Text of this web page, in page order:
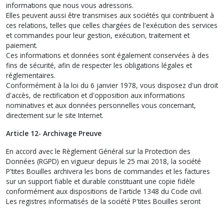
informations que nous vous adressons.
Elles peuvent aussi être transmises aux sociétés qui contribuent à
ces relations, telles que celles chargées de l'exécution des services
et commandes pour leur gestion, exécution, traitement et
paiement.
Ces informations et données sont également conservées à des
fins de sécurité, afin de respecter les obligations légales et
réglementaires.
Conformément à la loi du 6 janvier 1978, vous disposez d'un droit
d'accès, de rectification et d'opposition aux informations
nominatives et aux données personnelles vous concernant,
directement sur le site Internet.
Article 12- Archivage Preuve
En accord avec le Règlement Général sur la Protection des
Données (RGPD) en vigueur depuis le 25 mai 2018, la société
P'tites Bouilles archivera les bons de commandes et les factures
sur un support fiable et durable constituant une copie fidèle
conformément aux dispositions de l'article 1348 du Code civil.
Les registres informatisés de la société P'tites Bouilles seront